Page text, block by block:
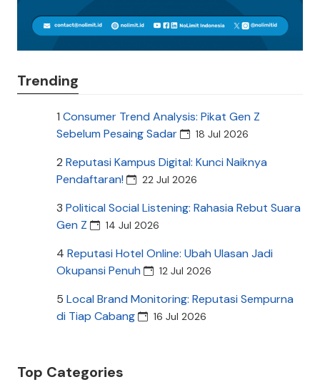
Trending
1 Consumer Trend Analysis: Pikat Gen Z
Sebelum Pesaing Sadar
18 Jul 2026
2 Reputasi Kampus Digital: Kunci Naiknya
Pendaftaran!
22 Jul 2026
3 Political Social Listening: Rahasia Rebut Suara
Gen Z
14 Jul 2026
4 Reputasi Hotel Online: Ubah Ulasan Jadi
Okupansi Penuh
12 Jul 2026
5 Local Brand Monitoring: Reputasi Sempurna
di Tiap Cabang
16 Jul 2026
Top Categories